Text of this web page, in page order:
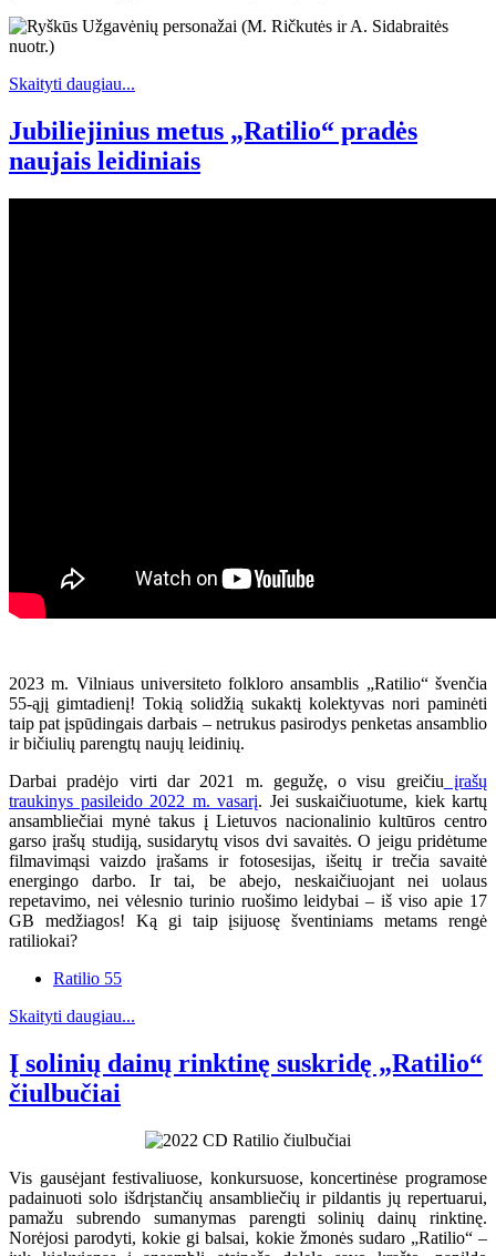
Skaityti daugiau...
Jubiliejinius metus „Ratilio“ pradės
naujais leidiniais
2023 m. Vilniaus universiteto folkloro ansamblis „Ratilio“ švenčia
55-ąjį gimtadienį! Tokią solidžią sukaktį kolektyvas nori paminėti
taip pat įspūdingais darbais – netrukus pasirodys penketas ansamblio
ir bičiulių parengtų naujų leidinių.
Darbai pradėjo virti dar 2021 m. gegužę, o visu greičiu įrašų
traukinys pasileido 2022 m. vasarį. Jei suskaičiuotume, kiek kartų
ansambliečiai mynė takus į Lietuvos nacionalinio kultūros centro
garso įrašų studiją, susidarytų visos dvi savaitės. O jeigu pridėtume
filmavimąsi vaizdo įrašams ir fotosesijas, išeitų ir trečia savaitė
energingo darbo. Ir tai, be abejo, neskaičiuojant nei uolaus
repetavimo, nei vėlesnio turinio ruošimo leidybai – iš viso apie 17
GB medžiagos! Ką gi taip įsijuosę šventiniams metams rengė
ratiliokai?
Ratilio 55
Skaityti daugiau...
Į solinių dainų rinktinę suskridę „Ratilio“
čiulbučiai
Vis gausėjant festivaliuose, konkursuose, koncertinėse programose
padainuoti solo išdrįstančių ansambliečių ir pildantis jų repertuarui,
pamažu subrendo sumanymas parengti solinių dainų rinktinę.
Norėjosi parodyti, kokie gi balsai, kokie žmonės sudaro „Ratilio“ –